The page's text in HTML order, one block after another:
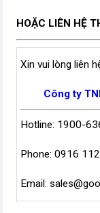
HOẶC LIÊN HỆ
Xin vui lòng liên
Công ty
Hotline: 1900-
Phone: 0916
Email: